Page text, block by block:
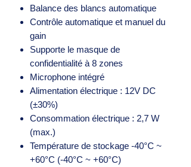
Balance des blancs automatique
Contrôle automatique et manuel du
gain
Supporte le masque de
confidentialité à 8 zones
Microphone intégré
Alimentation électrique : 12V DC
(±30%)
Consommation électrique : 2,7 W
(max.)
Température de stockage -40°C ~
+60°C (-40°C ~ +60°C)